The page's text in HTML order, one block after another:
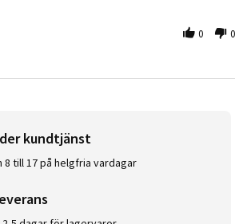
0 0
kundtjänst
8 till 17 på helgfria vardagar